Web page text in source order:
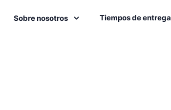
Sobre nosotros Tiempos de entrega